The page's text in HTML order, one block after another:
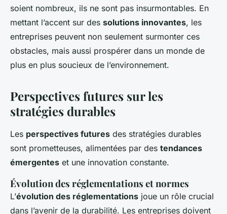
soient nombreux, ils ne sont pas insurmontables. En
mettant l’accent sur des solutions innovantes, les
entreprises peuvent non seulement surmonter ces
obstacles, mais aussi prospérer dans un monde de
plus en plus soucieux de l’environnement.
Perspectives futures sur les
stratégies durables
Les perspectives futures des stratégies durables
sont prometteuses, alimentées par des tendances
émergentes et une innovation constante.
Évolution des réglementations et normes
L’évolution des réglementations joue un rôle crucial
dans l’avenir de la durabilité. Les entreprises doivent